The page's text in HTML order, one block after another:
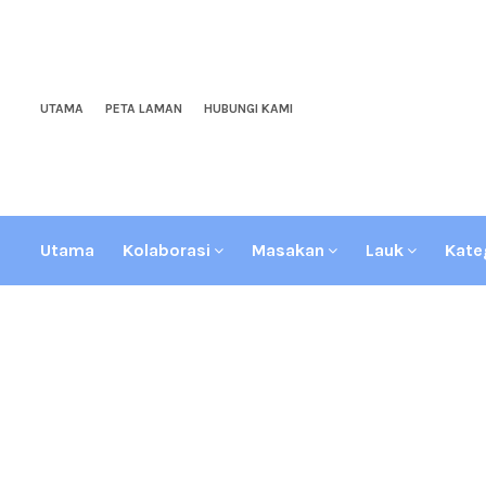
UTAMA PETA LAMAN HUBUNGI KAMI
Utama Kolaborasi Masakan Lauk